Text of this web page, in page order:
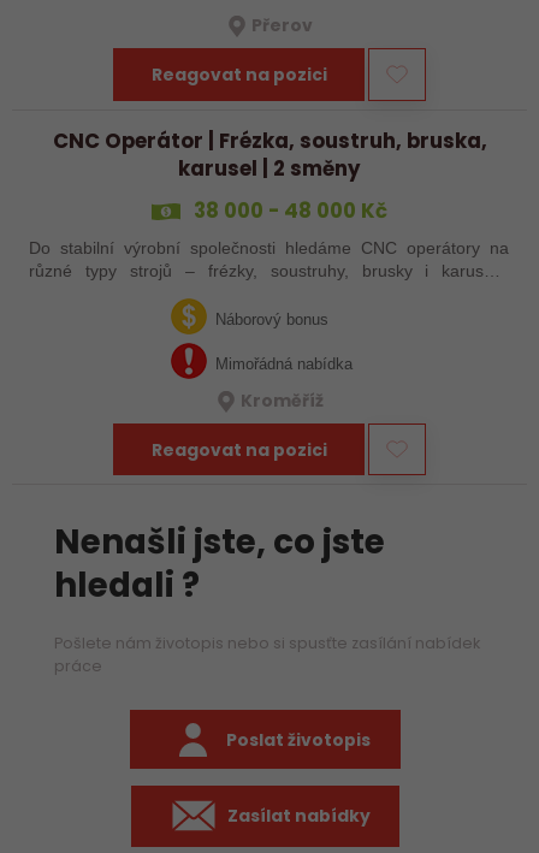
Přerov
Reagovat na pozici
CNC Operátor | Frézka, soustruh, bruska,
karusel | 2 směny
38 000 - 48 000 Kč
Do stabilní výrobní společnosti hledáme CNC operátory na
různé typy strojů – frézky, soustruhy, brusky i karusely.
technických oborů, kteří se…Náborový bonus
Mimořádná nabídka
Kroměříž
Reagovat na pozici
Nenašli jste, co jste
hledali ?
Pošlete nám životopis nebo si spusťte zasílání nabídek
práce
Poslat životopis
Zasílat nabídky